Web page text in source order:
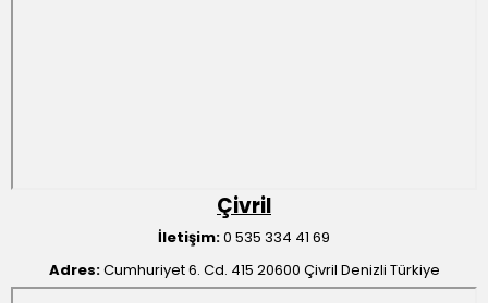
Çivril
İletişim:0 535 334 41 69
Adres:Cumhuriyet 6. Cd. 415 20600 Çivril Denizli Türkiye